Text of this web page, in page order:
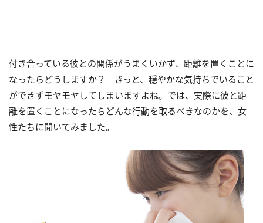
付き合っている彼との関係がうまくいかず、距離を置くことに
なったらどうしますか？ きっと、穏やかな気持ちでいること
ができずモヤモヤしてしまいますよね。では、実際に彼と距
離を置くことになったらどんな行動を取るべきなのかを、女
性たちに聞いてみました。